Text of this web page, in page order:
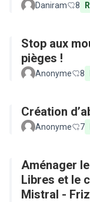
Daniram 8
Stop aux
pièges !
Anonyme 8
Création
Anonyme 7
Aménager
Libres et le
Mistral -